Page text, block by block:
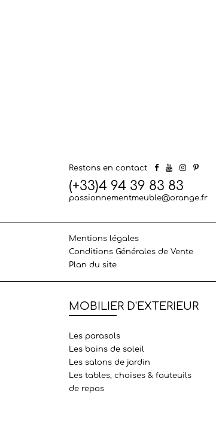
Restons en contact
(+33)4 94 39 83 83
passionnementmeuble@orange.fr
Mentions légales
Conditions Générales de Vente
Plan du site
MOBILIER D'EXTERIEUR
Les parasols
Les bains de soleil
Les salons de jardin
Les tables, chaises & fauteuils
de repas